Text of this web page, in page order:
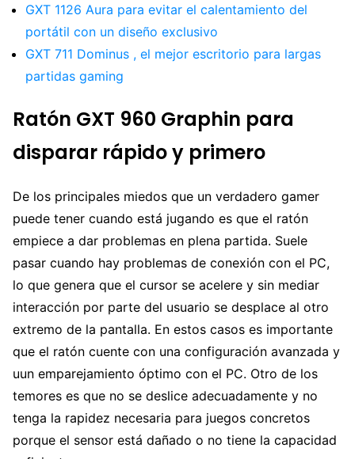
GXT 1126 Aura para evitar el calentamiento del
portátil con un diseño exclusivo
GXT 711 Dominus , el mejor escritorio para largas
partidas gaming
Ratón GXT 960 Graphin para
disparar rápido y primero
De los principales miedos que un verdadero gamer
puede tener cuando está jugando es que el ratón
empiece a dar problemas en plena partida. Suele
pasar cuando hay problemas de conexión con el PC,
lo que genera que el cursor se acelere y sin mediar
interacción por parte del usuario se desplace al otro
extremo de la pantalla. En estos casos es importante
que el ratón cuente con una configuración avanzada y
uun emparejamiento óptimo con el PC. Otro de los
temores es que no se deslice adecuadamente y no
tenga la rapidez necesaria para juegos concretos
porque el sensor está dañado o no tiene la capacidad